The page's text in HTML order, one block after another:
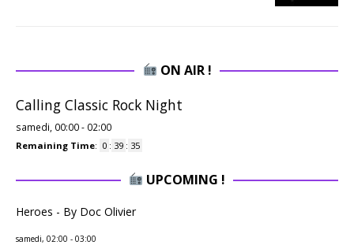
ON AIR !
Calling Classic Rock Night
samedi, 00:00- 02:00
Remaining Time: 0 : 39 : 34
UPCOMING !
Heroes - By Doc Olivier
samedi, 02:00 - 03:00